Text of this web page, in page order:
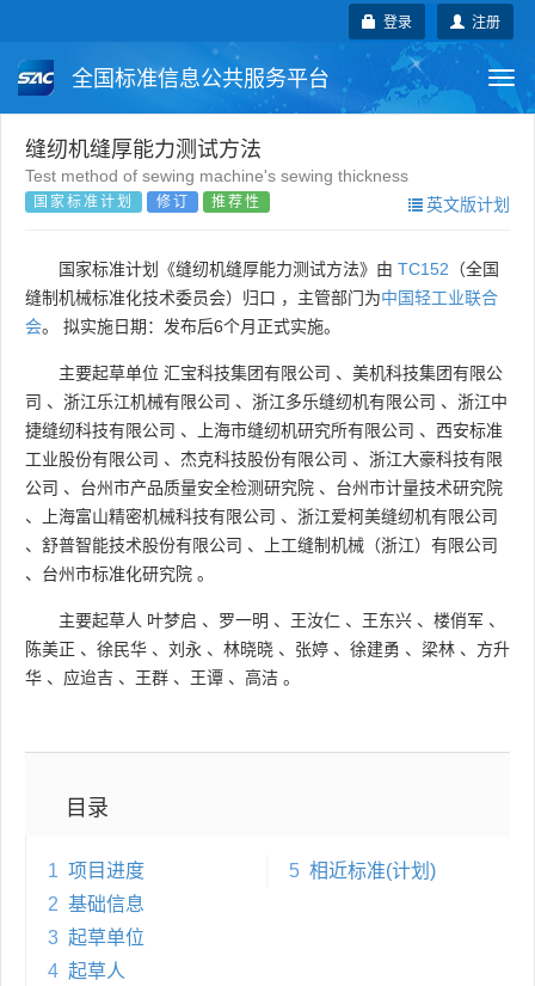
注册
登录
全国标准信息公共服务平台
国家标准 行业标准
团体标准 企业标准 国际标准
国外标准 技术委员会
缝纫机缝厚能力测试方法
Test method of sewing machine's sewing thickness
国家标准计划 修订 推荐性 英文版计划
国家标准计划《缝纫机缝厚能力测试方法》由 TC152 （全国
缝制机械标准化技术委员会）归口 ，主管部门为中国轻工业联合
会。 拟实施日期：发布后6个月正式实施。
主要起草单位 汇宝科技集团有限公司 、 美机科技集团有限公
司 、 浙江乐江机械有限公司 、 浙江多乐缝纫机有限公司 、 浙江中
捷缝纫科技有限公司 、 上海市缝纫机研究所有限公司 、 西安标准
工业股份有限公司 、 杰克科技股份有限公司 、 浙江大豪科技有限
公司 、 台州市产品质量安全检测研究院 、 台州市计量技术研究院
、
上海富山精密机械科技有限公司 、 浙江爱柯美缝纫机有限公司
、 舒普智能技术股份有限公司 、
上工缝制机械（浙江）有限公司
、 台州市标准化研究院 。
主要起草人 叶梦启 、 罗一明 、 王汝仁 、 王东兴 、 楼俏军 、
陈美正 、 徐民华 、 刘永 、 林晓晓 、 张婷 、 徐建勇 、 梁林 、 方升
华 、 应迨吉 、 王群 、 王谭 、 高洁 。
目录
1 项目进度
2 基础信息
3 起草单位
4 起草人
5 相近标准(计划)